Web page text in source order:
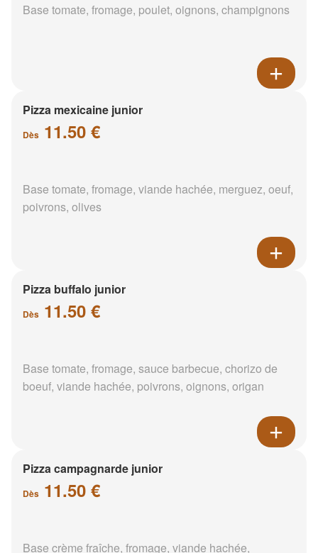
Base tomate, fromage, poulet, oignons, champignons
Pizza mexicaine junior
Dès 11.50 €
Base tomate, fromage, viande hachée, merguez, oeuf,
poivrons, olives
Pizza buffalo junior
Dès 11.50 €
Base tomate, fromage, sauce barbecue, chorizo de
boeuf, viande hachée, poivrons, oignons, origan
Pizza campagnarde junior
Dès 11.50 €
Base crème fraîche, fromage, viande hachée,